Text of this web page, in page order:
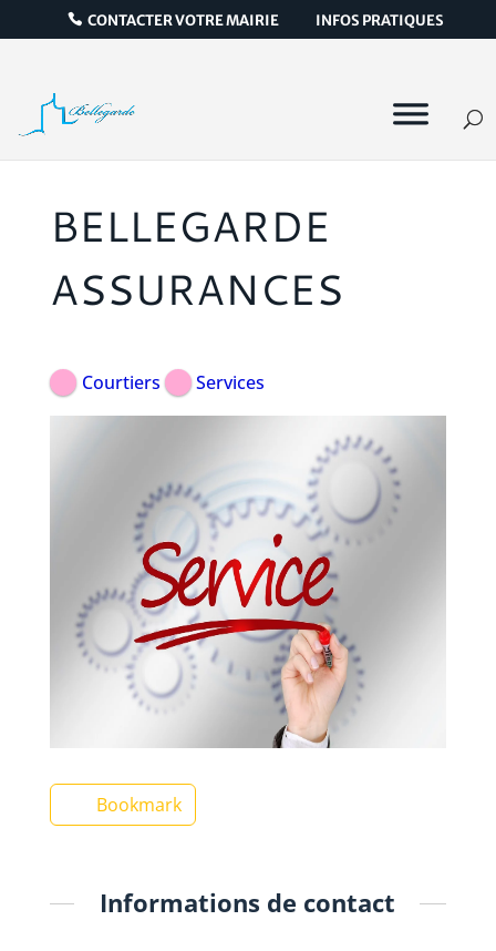
CONTACTER VOTRE MAIRIE INFOS PRATIQUES
BELLEGARDE
ASSURANCES
Courtiers Services
Bookmark
Informations de contact